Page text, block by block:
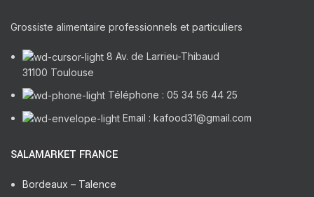
Grossiste alimentaire professionnels et particuliers
8 Av. de Larrieu-Thibaud
31100 Toulouse
Téléphone : 05 34 56 44 25
Email : kafood31@gmail.com
SALAMARKET FRANCE
Bordeaux – Talence